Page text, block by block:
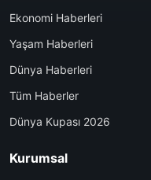
Ekonomi Haberleri
Yaşam Haberleri
Dünya Haberleri
Tüm Haberler
Dünya Kupası 2026
Kurumsal